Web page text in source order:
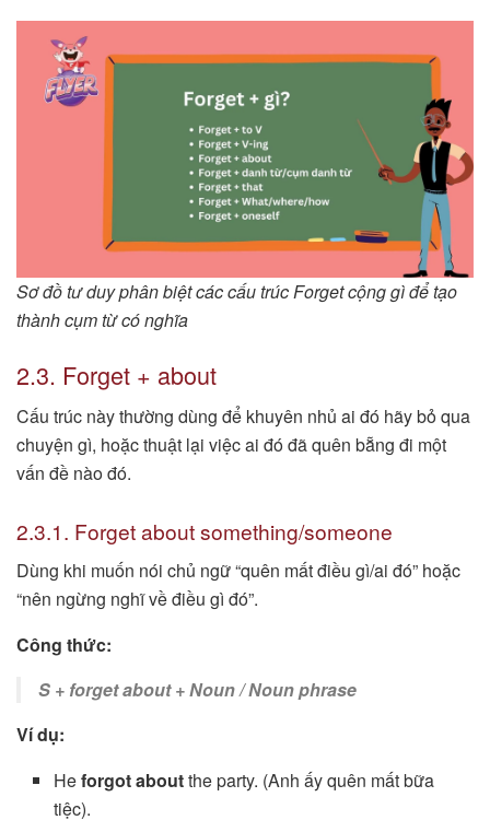
Sơ đồ tư duy phân biệt các cấu trúc Forget cộng gì để tạo
thành cụm từ có nghĩa
2.3. Forget + about
Cấu trúc này thường dùng để khuyên nhủ ai đó hãy bỏ qua
chuyện gì, hoặc thuật lại việc ai đó đã quên bẵng đi một
vấn đề nào đó.
2.3.1. Forget about something/someone
Dùng khi muốn nói chủ ngữ “quên mất điều gì/ai đó” hoặc
“nên ngừng nghĩ về điều gì đó”.
Công thức:
S + forget about + Noun / Noun phrase
Ví dụ:
Heforgot aboutthe party. (Anh ấy quên mất bữa
tiệc).